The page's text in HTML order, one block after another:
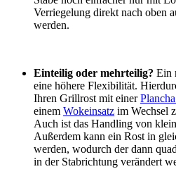
Verriegelung direkt nach oben
werden.
Einteilig oder mehrteilig? Ein
eine höhere Flexibilität.
Ihren Grillrost mit einer
einem Wokeinsatz im Wechsel
Auch ist das Handling von
Außerdem kann ein Rost in
werden, wodurch der dann
in der Stabrichtung verändert